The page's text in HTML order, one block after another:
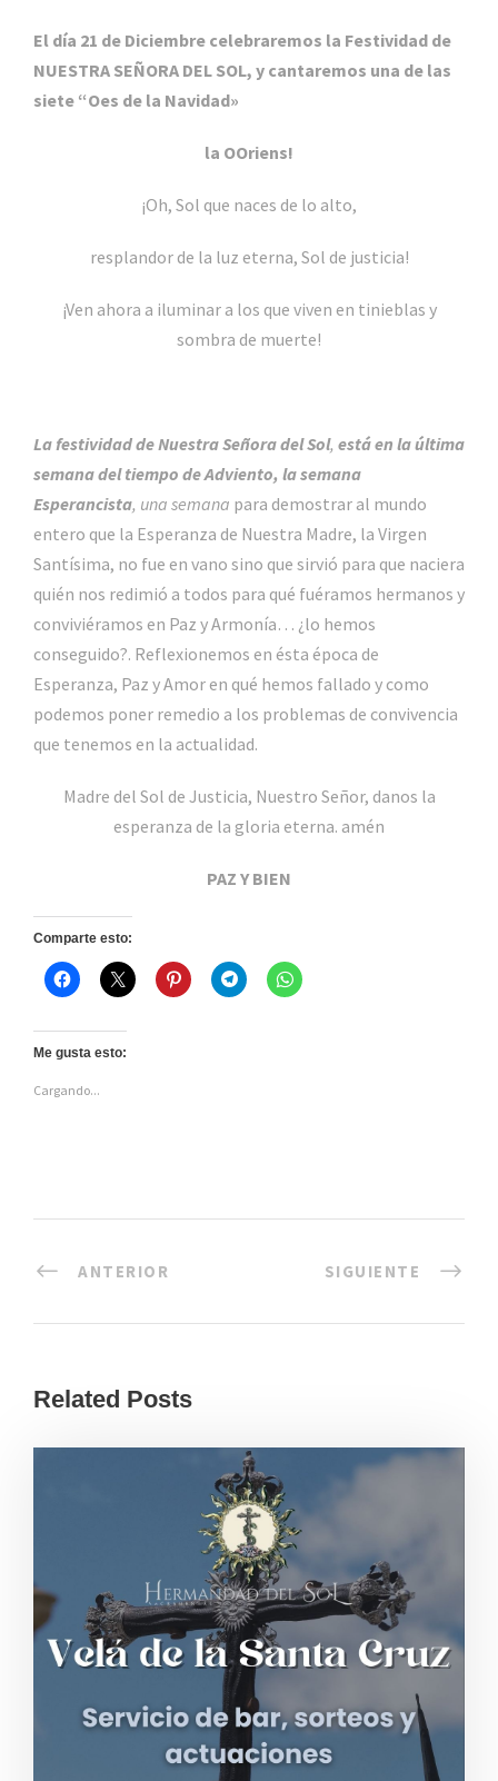
El día 21 de Diciembre celebraremos la Festividad de
NUESTRA SEÑORA DEL SOL, y cantaremos una de las
siete “Oes de la Navidad»
la OOriens!
¡Oh, Sol que naces de lo alto,
resplandor de la luz eterna, Sol de justicia!
¡Ven ahora a iluminar a los que viven en tinieblas y
sombra de muerte!
La festividad de Nuestra Señora del Sol, está en la última
semana del tiempo de Adviento, la semana
Esperancista, una semana para demostrar al mundo
entero que la Esperanza de Nuestra Madre, la Virgen
Santísima, no fue en vano sino que sirvió para que naciera
quién nos redimió a todos para qué fuéramos hermanos y
conviviéramos en Paz y Armonía… ¿lo hemos
conseguido?. Reflexionemos en ésta época de
Esperanza, Paz y Amor en qué hemos fallado y como
podemos poner remedio a los problemas de convivencia
que tenemos en la actualidad.
Madre del Sol de Justicia, Nuestro Señor, danos la
esperanza de la gloria eterna. amén
PAZ Y BIEN
Comparte esto:
Me gusta esto:
Cargando...
ANTERIOR SIGUIENTE
Related Posts